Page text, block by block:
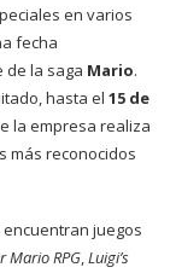
en varios
fecha
de la saga Mario.
hasta el 15 de
la empresa realiza
más reconocidos
juegos
Mario RPG,Luigi’s